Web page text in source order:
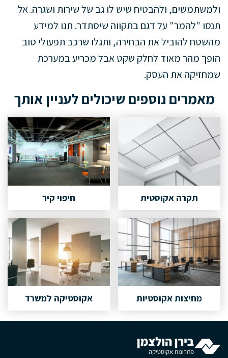
ולמשתמשים, ולהבטיח שיש לו גב של שירות ושגרה. אל
תנסו "להמר" על דגם בתקווה שיסתדר. תנו למידע
מהשטח להוביל את הבחירה, ותגלו שרכב תפעולי טוב
הופך מהר מאוד לחלק שקט אבל מכריע במערכת
שמחזיקה את העסק.
מאמרים נוספים שיכולים לעניין אותך
תקרה אקוסטית חיפוי קיר
מחיצות אקוסטיות אקוסטיקה למשרד